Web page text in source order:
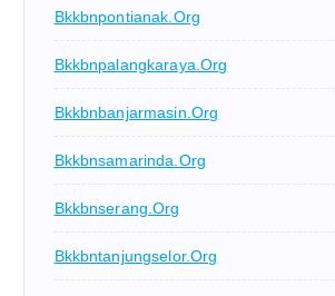
Bkkbnpontianak.org
Bkkbnpalangkaraya.org
Bkkbnbanjarmasin.org
Bkkbnsamarinda.org
Bkkbnserang.org
Bkkbntanjungselor.org